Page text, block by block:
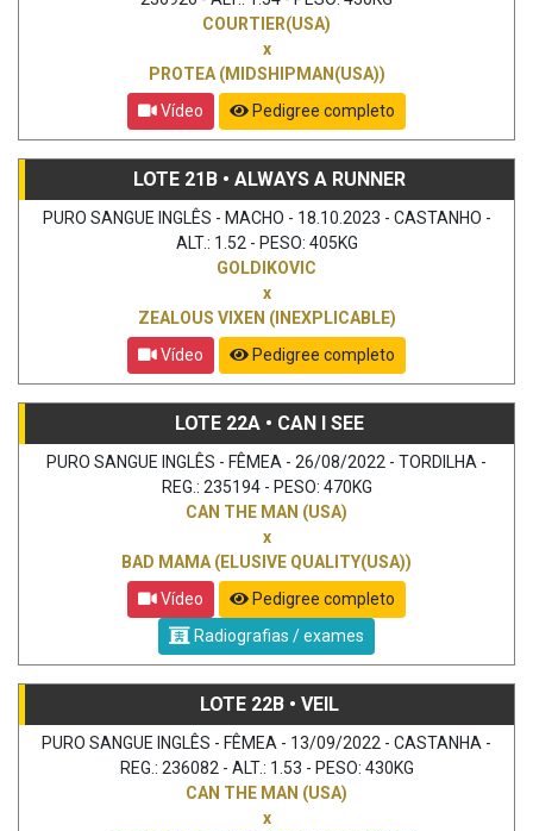
COURTIER(USA)
x
PROTEA (MIDSHIPMAN(USA))
Vídeo
Pedigree completo
LOTE 21B • ALWAYS A RUNNER
PURO SANGUE INGLÊS - MACHO - 18.10.2023 - CASTANHO -
ALT.: 1.52 - PESO: 405KG
GOLDIKOVIC
x
ZEALOUS VIXEN (INEXPLICABLE)
Vídeo
Pedigree completo
LOTE 22A • CAN I SEE
PURO SANGUE INGLÊS - FÊMEA - 26/08/2022 - TORDILHA -
REG.: 235194 - PESO: 470KG
CAN THE MAN (USA)
x
BAD MAMA (ELUSIVE QUALITY(USA))
Vídeo
Pedigree completo
Radiografias / exames
LOTE 22B • VEIL
PURO SANGUE INGLÊS - FÊMEA - 13/09/2022 - CASTANHA -
REG.: 236082 - ALT.: 1.53 - PESO: 430KG
CAN THE MAN (USA)
x